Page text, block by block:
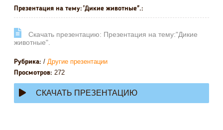
ОНЛАЙН
Презентация на тему:"Дикие животные".:
Cкачать презентацию: Презентация на тему:"Дикие
животные".
Рубрика: / Другие презентации
Просмотров: 272
СКАЧАТЬ ПРЕЗЕНТАЦИЮ